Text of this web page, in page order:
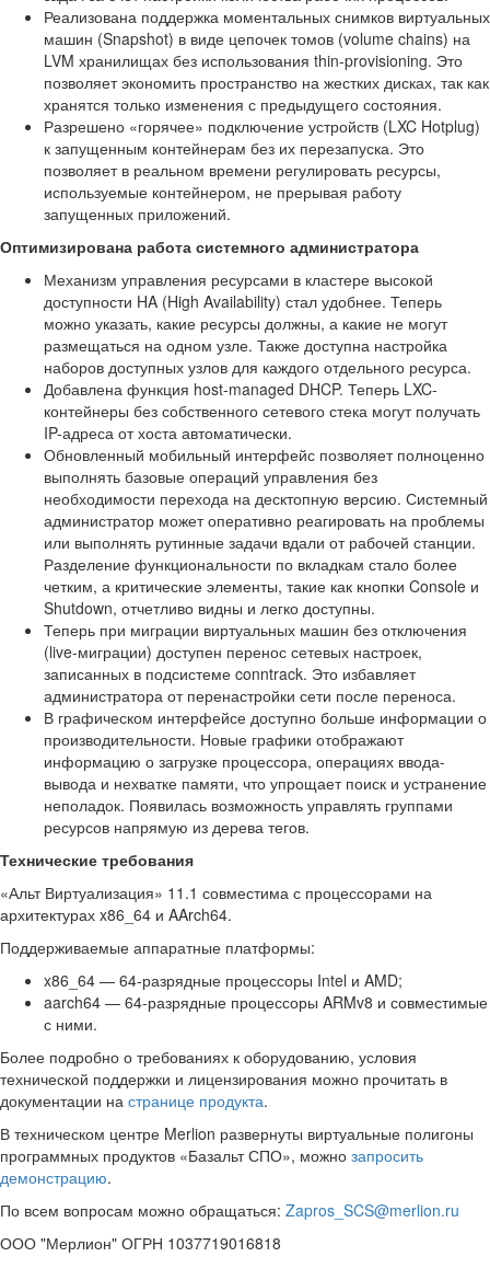
Реализована поддержка моментальных снимков виртуальных
машин (Snapshot) в виде цепочек томов (volume chains) на
LVM хранилищах без использования thin-provisioning. Это
позволяет экономить пространство на жестких дисках, так как
хранятся только изменения с предыдущего состояния.
Разрешено «горячее» подключение устройств (LXC Hotplug)
к запущенным контейнерам без их перезапуска. Это
позволяет в реальном времени регулировать ресурсы,
используемые контейнером, не прерывая работу
запущенных приложений.
Оптимизирована работа системного администратора
Механизм управления ресурсами в кластере высокой
доступности HA (High Availability) стал удобнее. Теперь
можно указать, какие ресурсы должны, а какие не могут
размещаться на одном узле. Также доступна настройка
наборов доступных узлов для каждого отдельного ресурса.
Добавлена функция host-managed DHCP. Теперь LXC-
контейнеры без собственного сетевого стека могут получать
IP-адреса от хоста автоматически.
Обновленный мобильный интерфейс позволяет полноценно
выполнять базовые операций управления без
необходимости перехода на десктопную версию. Системный
администратор может оперативно реагировать на проблемы
или выполнять рутинные задачи вдали от рабочей станции.
Разделение функциональности по вкладкам стало более
четким, а критические элементы, такие как кнопки Console и
Shutdown, отчетливо видны и легко доступны.
Теперь при миграции виртуальных машин без отключения
(live-миграции) доступен перенос сетевых настроек,
записанных в подсистеме conntrack. Это избавляет
администратора от перенастройки сети после переноса.
В графическом интерфейсе доступно больше информации о
производительности. Новые графики отображают
информацию о загрузке процессора, операциях ввода-
вывода и нехватке памяти, что упрощает поиск и устранение
неполадок. Появилась возможность управлять группами
ресурсов напрямую из дерева тегов.
Технические требования
«Альт Виртуализация» 11.1 совместима с процессорами на
архитектурах x86_64 и AArch64.
Поддерживаемые аппаратные платформы:
x86_64 — 64-разрядные процессоры Intel и AMD;
aarch64 — 64-разрядные процессоры ARMv8 и совместимые
с ними.
Более подробно о требованиях к оборудованию, условия
технической поддержки и лицензирования можно прочитать в
документации на странице продукта.
В техническом центре Merlion развернуты виртуальные полигоны
программных продуктов «Базальт СПО», можно запросить
демонстрацию.
По всем вопросам можно обращаться: Zapros_SCS@merlion.ru
ООО "Мерлион" ОГРН 1037719016818